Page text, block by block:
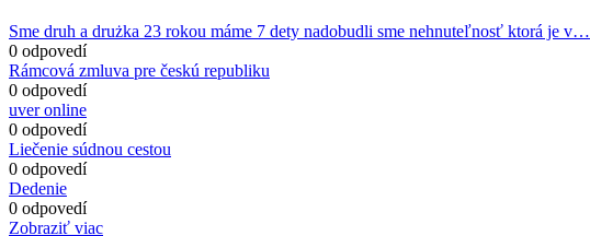
Sme druh a drużka 23 rokou máme 7 dety nadobudli sme nehnuteľnosť ktorá je v…
0 odpovedí
Rámcová zmluva pre českú republiku
0 odpovedí
uver online
0 odpovedí
Liečenie súdnou cestou
0 odpovedí
Dedenie
0 odpovedí
Zobraziť viac